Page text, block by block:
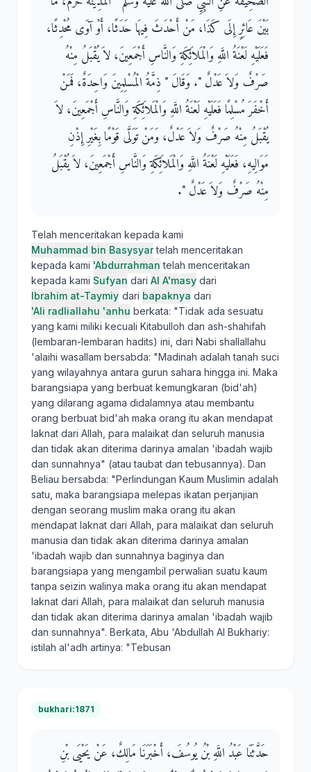
بَيْنَ عَائِرٍ إِلَى كَذَا، مَنْ أَحْدَثَ فِيهَا حَدَثًا، أَوْ آوَى مُحْدِثًا،
فَعَلَيْهِ لَعْنَةُ اللَّهِ وَالْمَلاَئِكَةِ وَالنَّاسِ أَجْمَعِينَ، لاَ يُقْبَلُ مِنْهُ
صَرْفٌ وَلاَ عَدْلٌ ‏"‏‏.‏ وَقَالَ ‏"‏ ذِمَّةُ الْمُسْلِمِينَ وَاحِدَةٌ، فَمَنْ
أَخْفَرَ مُسْلِمًا فَعَلَيْهِ لَعْنَةُ اللَّهِ وَالْمَلاَئِكَةِ وَالنَّاسِ أَجْمَعِينَ، لاَ
يُقْبَلُ مِنْهُ صَرْفٌ وَلاَ عَدْلٌ، وَمَنْ تَوَلَّى قَوْمًا بِغَيْرِ إِذْنِ
مَوَالِيهِ، فَعَلَيْهِ لَعْنَةُ اللَّهِ وَالْمَلاَئِكَةِ وَالنَّاسِ أَجْمَعِينَ، لاَ يُقْبَلُ
مِنْهُ صَرْفٌ وَلاَ عَدْلٌ ‏"‏‏.‏
Telah menceritakan kepada kami
Muhammad bin Basysyartelah menceritakan
kepada kami 'Abdurrahman telah menceritakan
kepada kami Sufyan dari Al A'masy dari
Ibrahim at-Taymiy dari bapaknya dari
'Ali radliallahu 'anhu berkata: "Tidak ada sesuatu
yang kami miliki kecuali Kitabulloh dan ash-shahifah
(lembaran-lembaran hadits) ini, dari Nabi shallallahu
'alaihi wasallam bersabda: "Madinah adalah tanah suci
yang wilayahnya antara gurun sahara hingga ini. Maka
barangsiapa yang berbuat kemungkaran (bid'ah)
yang dilarang agama didalamnya atau membantu
orang berbuat bid'ah maka orang itu akan mendapat
laknat dari Allah, para malaikat dan seluruh manusia
dan tidak akan diterima darinya amalan 'ibadah wajib
dan sunnahnya" (atau taubat dan tebusannya). Dan
Beliau bersabda: "Perlindungan Kaum Muslimin adalah
satu, maka barangsiapa melepas ikatan perjanjian
dengan seorang muslim maka orang itu akan
mendapat laknat dari Allah, para malaikat dan seluruh
manusia dan tidak akan diterima darinya amalan
'ibadah wajib dan sunnahnya baginya dan
barangsiapa yang mengambil perwalian suatu kaum
tanpa seizin walinya maka orang itu akan mendapat
laknat dari Allah, para malaikat dan seluruh manusia
dan tidak akan diterima darinya amalan 'ibadah wajib
dan sunnahnya". Berkata, Abu 'Abdullah Al Bukhariy:
istilah al'adh artinya: "Tebusan
bukhari:1871
حَدَّثَنَا عَبْدُ اللَّهِ بْنُ يُوسُفَ، أَخْبَرَنَا مَالِكٌ، عَنْ يَحْيَى بْنِ